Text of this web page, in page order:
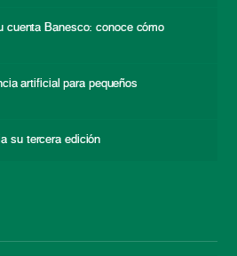
cuenta Banesco: conoce cómo
artificial para pequeños
su tercera edición